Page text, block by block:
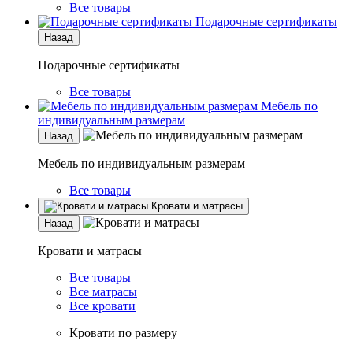
Все товары
Подарочные сертификаты
Назад
Подарочные сертификаты
Все товары
Мебель по
индивидуальным размерам
Назад
Мебель по индивидуальным размерам
Все товары
Кровати и матрасы
Назад
Кровати и матрасы
Все товары
Все матрасы
Все кровати
Кровати по размеру